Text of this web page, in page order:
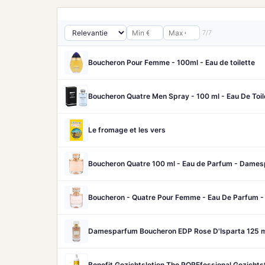
7/7
Boucheron Pour Femme - 100ml - Eau de toilette
Boucheron Quatre Men Spray - 100 ml - Eau De
Le fromage et les vers
Boucheron Quatre 100 ml - Eau de Parfum -
Boucheron - Quatre Pour Femme - Eau De Parfum
Damesparfum Boucheron EDP Rose D'Isparta 125